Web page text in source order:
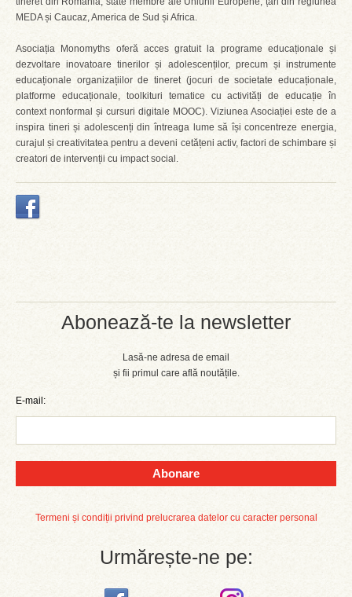
Abonează-te la newsletter
Lasă-ne adresa de email
și fii primul care află noutățile.
E-mail:
Abonare
Termeni și condiții privind prelucrarea datelor cu caracter personal
Urmărește-ne pe:
MEDA și Caucaz, America de Sud și Africa.
Asociația Monomyths oferă acces gratuit la programe educaționale și
dezvoltare inovatoare tinerilor și adolescenților, precum și instrumente
educaționale organizațiilor de tineret (jocuri de societate educaționale,
platforme educaționale, toolkituri tematice cu activități de educație în
context nonformal și cursuri digitale MOOC). Viziunea Asociației este de a
inspira tineri și adolescenți din întreaga lume să își concentreze energia,
curajul și creativitatea pentru a deveni cetățeni activ, factori de schimbare și
creatori de intervenții cu impact social.